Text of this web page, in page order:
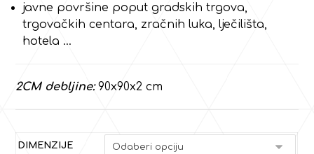
javne površine poput gradskih trgova,
trgovačkih centara, zračnih luka, lječilišta,
hotela …
2CM debljine:90x90x2 cm
DIMENZIJE